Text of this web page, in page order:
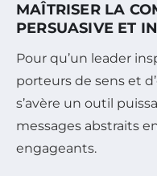
MAÎTRISER LA
PERSUASIVE ET
Pour qu’un leader
porteurs de sens et
s’avère un outil
messages abstraits
engageants.